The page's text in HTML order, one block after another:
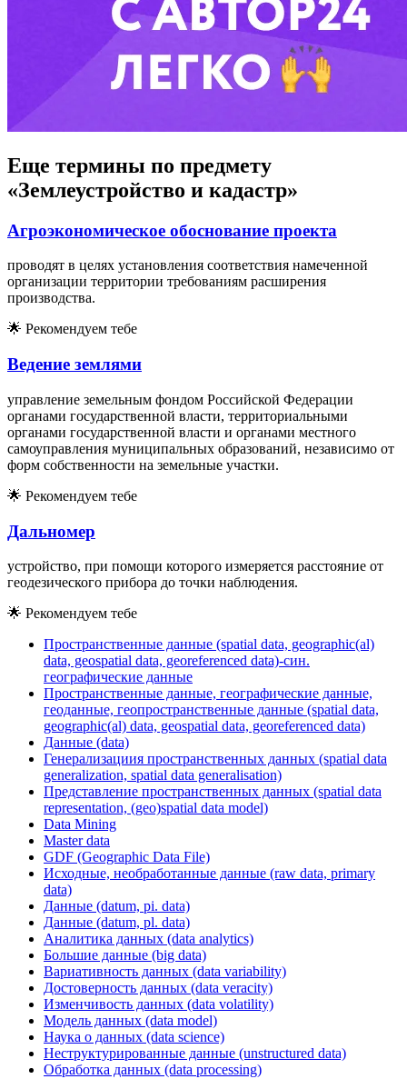
Еще термины по предмету
«Землеустройство и кадастр»
Агроэкономическое обоснование проекта
проводят в целях установления соответствия намеченной
организации территории требованиям расширения
производства.
🌟 Рекомендуем тебе
Ведение землями
управление земельным фондом Российской Федерации
органами государственной власти, территориальными
органами государственной власти и органами местного
самоуправления муниципальных образований, независимо от
форм собственности на земельные участки.
🌟 Рекомендуем тебе
Дальномер
устройство, при помощи которого измеряется расстояние от
геодезического прибора до точки наблюдения.
🌟 Рекомендуем тебе
Пространственные данные (spatial data, geographic(al)
data, geospatial data, georeferenced data)-син.
географические данные
Пространственные данные, географические данные,
геоданные, геопространственные данные (spatial data,
geographic(al) data, geospatial data, georeferenced data)
Данные (data)
Генерализациия пространственных данных (spatial data
generalization, spatial data generalisation)
Представление пространственных данных (spatial data
representation, (geo)spatial data model)
Data Mining
Master data
GDF (Geographic Data File)
Исходные, необработанные данные (raw data, primary
data)
Данные (datum, pi. data)
Данные (datum, pl. data)
Аналитика данных (data analytics)
Большие данные (big data)
Вариативность данных (data variability)
Достоверность данных (data veracity)
Изменчивость данных (data volatility)
Модель данных (data model)
Наука о данных (data science)
Неструктурированные данные (unstructured data)
Обработка данных (data processing)